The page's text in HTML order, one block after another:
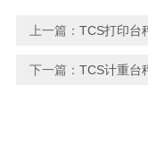
上一篇： TCS打印台
下一篇： TCS计重台